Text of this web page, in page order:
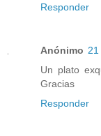
Responder
Anónimo
Un plato
Gracias
Responder